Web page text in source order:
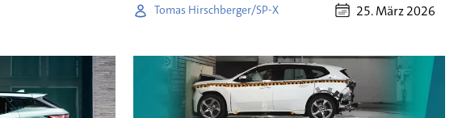
Tomas Hirschberger/SP-X 25. März 2026